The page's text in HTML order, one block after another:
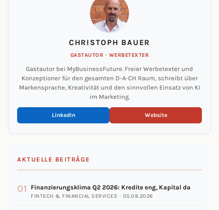
CHRISTOPH BAUER
GASTAUTOR · WERBETEXTER
Gastautor bei MyBusinessFuture. Freier Werbetexter und
Konzeptioner für den gesamten D-A-CH Raum, schreibt über
Markensprache, Kreativität und den sinnvollen Einsatz von KI
im Marketing.
LinkedIn Website
AKTUELLE BEITRÄGE
01 Finanzierungsklima Q2 2026: Kredite eng, Kapital da
FINTECH & FINANCIAL SERVICES · 05.08.2026